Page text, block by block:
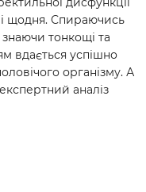
щодня. Спираючись
тонкощі та
вдається успішно
організму. А
аналіз